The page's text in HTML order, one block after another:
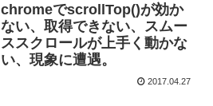
chromeでscrollTop()が効か
ない、取得できない、スムー
ススクロールが上手く動かな
い、現象に遭遇。
2017.04.27